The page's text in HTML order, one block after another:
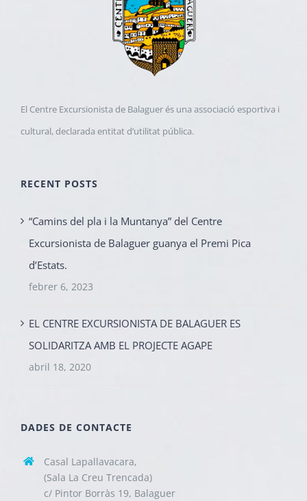
El Centre Excursionista de Balaguer és una associació esportiva i
cultural, declarada entitat d’utilitat pública.
RECENT POSTS
“Camins del pla i la Muntanya” del Centre
Excursionista de Balaguer guanya el Premi Pica
d’Estats.
febrer 6, 2023
EL CENTRE EXCURSIONISTA DE BALAGUER ES
SOLIDARITZA AMB EL PROJECTE AGAPE
abril 18, 2020
DADES DE CONTACTE
Casal Lapallavacara,
(Sala La Creu Trencada)
c/ Pintor Borràs 19, Balaguer